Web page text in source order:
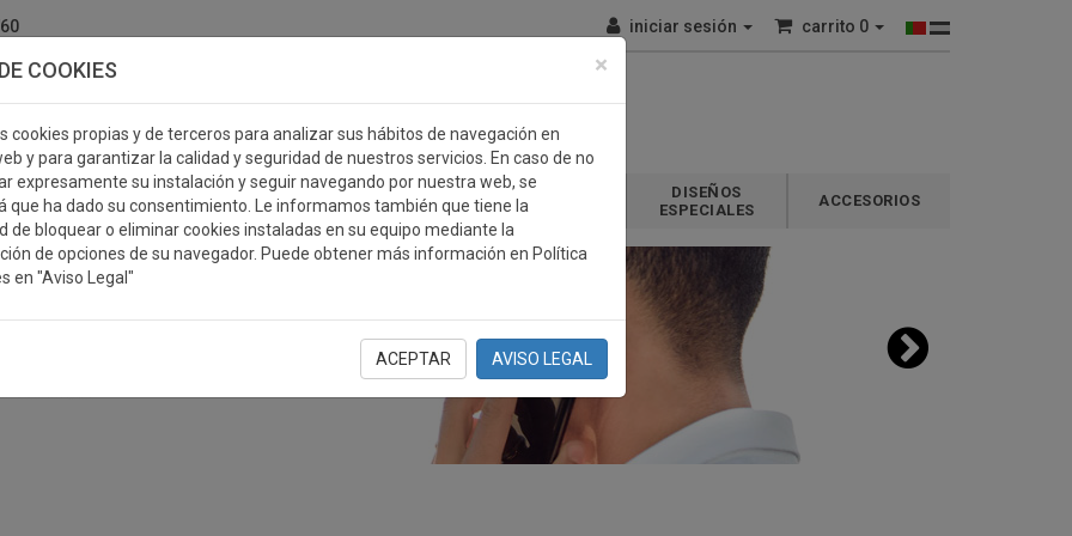
×
COOKIES
cookies propias y de terceros para analizar sus hábitos de navegación en
y para garantizar la calidad y seguridad de nuestros servicios. En caso de no
expresamente su instalación y seguir navegando por nuestra web, se
que ha dado su consentimiento. Le informamos también que tiene la
de bloquear o eliminar cookies instaladas en su equipo mediante la
de opciones de su navegador. Puede obtener más información en Política
en "Aviso Legal"
ACEPTAR AVISO LEGAL
iniciar sesión carrito 0
MEDALLAS PLACAS REGALOS
DISEÑOS
ESPECIALES
ACCESORIOS